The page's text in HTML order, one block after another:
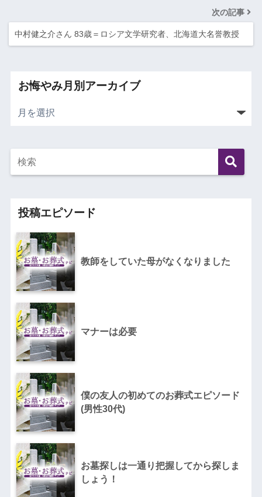
次の記事
中村健之介さん 83歳＝ロシア文学研究者、北海道大名誉教授
お悔やみ月別アーカイブ
投稿エピソード
教師をしていた母がなくなりました
マナーは必要
僕の友人の初めてのお葬式エピソード
(男性30代)
お墓探しは一通り把握してから探しま
しょう！